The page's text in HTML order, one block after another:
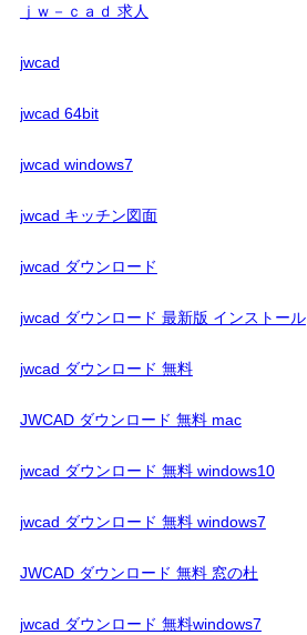
ｊｗ－ｃａｄ 求人
jwcad
jwcad 64bit
jwcad windows7
jwcad キッチン図面
jwcad ダウンロード
jwcad ダウンロード 最新版 インストール
jwcad ダウンロード 無料
JWCAD ダウンロード 無料 mac
jwcad ダウンロード 無料 windows10
jwcad ダウンロード 無料 windows7
JWCAD ダウンロード 無料 窓の杜
jwcad ダウンロード 無料windows7